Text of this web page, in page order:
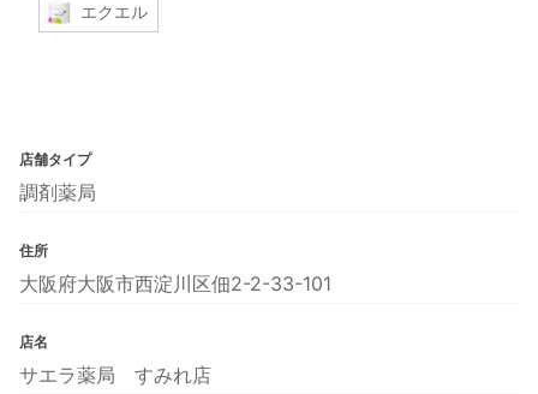
エクエル
店舗タイプ
調剤薬局
住所
大阪府大阪市西淀川区佃2-2-33-101
店名
サエラ薬局 すみれ店